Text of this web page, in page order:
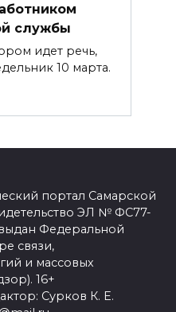
службы
идет речь,
10 марта.
портал Самарской
ЭЛ № ФС77-
выдан Федеральной
связи,
и массовых
16+
Сурков К. Е.